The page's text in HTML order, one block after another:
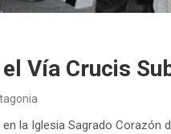
Vía Crucis
la Iglesia Sagrado Corazón